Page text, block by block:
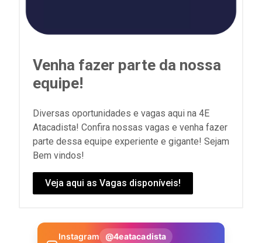
Venha fazer parte da nossa
equipe!
Diversas oportunidades e vagas aqui na 4E
Atacadista! Confira nossas vagas e venha fazer
parte dessa equipe experiente e gigante! Sejam
Bem vindos!
Veja aqui as Vagas disponíveis!
Instagram
@4eatacadista